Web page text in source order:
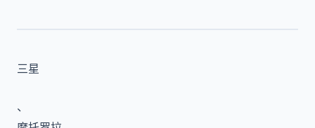
三星
、